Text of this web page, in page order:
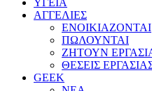
ΥΓΕΙΑ
ΑΓΓΕΛΙΕΣ
ΕΝΟΙΚΙΑΖΟΝΤΑΙ
ΠΩΛΟΥΝΤΑΙ
ΖΗΤΟΥΝ
ΘΕΣΕΙΣ
GEEK